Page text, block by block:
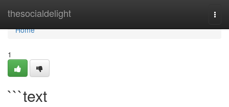
thesocialdelight
Home
Home
1
```text